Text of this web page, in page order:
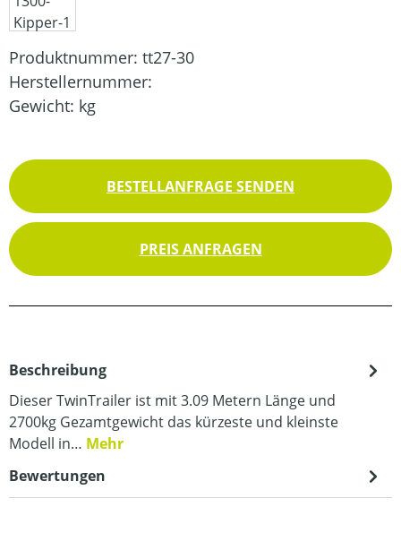
Produktnummer: tt27-30
Herstellernummer:
Gewicht: kg
BESTELLANFRAGE SENDEN
PREIS ANFRAGEN
Beschreibung
Dieser TwinTrailer ist mit 3.09 Metern Länge und
2700kg Gezamtgewicht das kürzeste und kleinste
Modell in… Mehr
Bewertungen